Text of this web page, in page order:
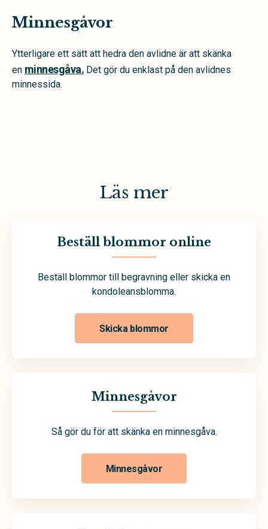
Minnesgåvor
Ytterligare ett sätt att hedra den avlidne är att skänka
en minnesgåva. Det gör du enklast på den avlidnes
minnessida.
Läs mer
Beställ blommor online
Beställ blommor till begravning eller skicka en
kondoleansblomma.
Skicka blommor
Minnesgåvor
Så gör du för att skänka en minnesgåva.
Minnesgåvor